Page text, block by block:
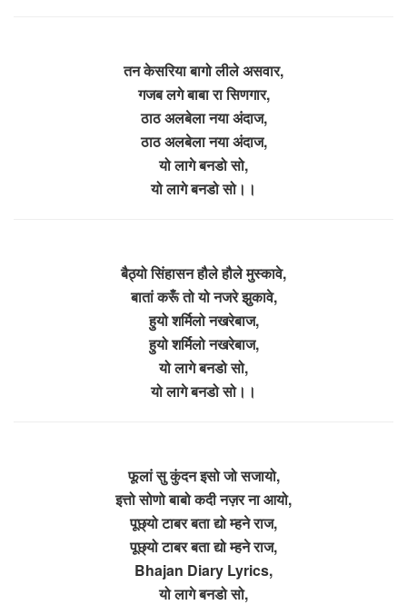
तन केसरिया बागो लीले असवार,
गजब लगे बाबा रा सिणगार,
ठाठ अलबेला नया अंदाज,
ठाठ अलबेला नया अंदाज,
यो लागे बनडो सो,
यो लागे बनडो सो।।
बैठ्यो सिंहासन हौले हौले मुस्कावे,
बातां करूँ तो यो नजरे झुकावे,
हुयो शर्मिलो नखरेबाज,
हुयो शर्मिलो नखरेबाज,
यो लागे बनडो सो,
यो लागे बनडो सो।।
फूलां सु कुंदन इसो जो सजायो,
इत्तो सोणो बाबो कदी नज़र ना आयो,
पूछ्यो टाबर बता द्यो म्हने राज,
पूछ्यो टाबर बता द्यो म्हने राज,
Bhajan Diary Lyrics,
यो लागे बनडो सो,